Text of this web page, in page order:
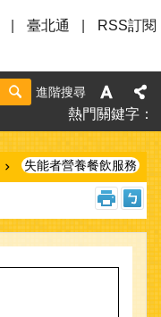
臺北通 RSS訂閱
進階搜尋
熱門關鍵字
失能者營養餐飲服務